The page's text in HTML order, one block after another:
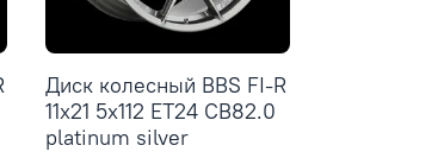
Диск колесный BBS FI-R
11x21 5x112 ET24 CB82.0
platinum silver